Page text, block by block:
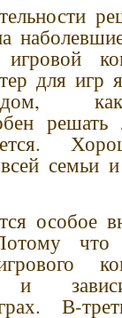
для игр
семьи
особое
и
В-